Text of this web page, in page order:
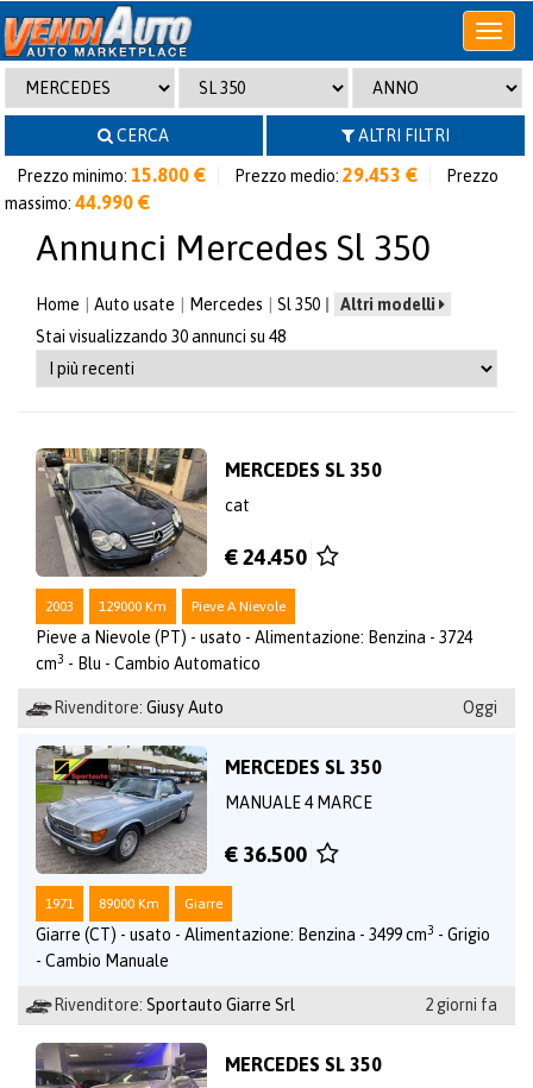
Apri
o
chiudi
menu
CERCA
ALTRI FILTRI
Prezzo minimo: 15.800 € Prezzo medio: 29.453 €
Prezzo
massimo: 44.990 €
Annunci Mercedes Sl 350
Home Auto usate Mercedes Sl 350
Altri modelli
Stai visualizzando 30 annunci su 48
MERCEDES SL 350
cat
€ 24.450
2003 129000 Km Pieve A Nievole
Pieve a Nievole (PT) - usato - Alimentazione: Benzina - 3724
cm3 - Blu - Cambio Automatico
Rivenditore: Giusy Auto Oggi
MERCEDES SL 350
MANUALE 4 MARCE
€ 36.500
1971 89000 Km Giarre
Giarre (CT) - usato - Alimentazione: Benzina - 3499 cm3 - Grigio
- Cambio Manuale
Rivenditore: Sportauto Giarre Srl 2 giorni fa
MERCEDES SL 350